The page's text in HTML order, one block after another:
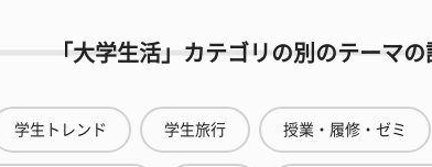
「大学生活」カテゴリの別のテーマ
学生トレンド 学生旅行 授業・履修・ゼミ